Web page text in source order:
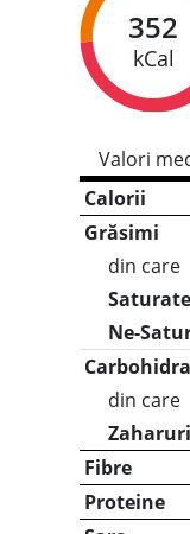
352
kCal
Valori
Calorii
Grăsimi
din care
Saturate
Ne-
din care
Zaharuri
Fibre
Proteine